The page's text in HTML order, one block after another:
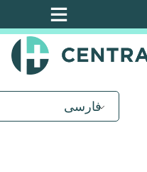
فارسی